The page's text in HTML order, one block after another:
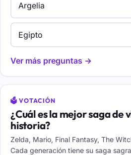
Argelia
Egipto
Ver más preguntas →
🗳️ VOTACIÓN
¿Cuál es la mejor saga de
historia?
Zelda, Mario, Final Fantasy, The
Cada generación tiene su saga